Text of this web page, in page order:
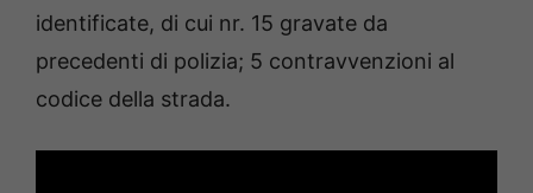
identificate, di cui nr. 15 gravate da
precedenti di polizia; 5 contravvenzioni al
codice della strada.